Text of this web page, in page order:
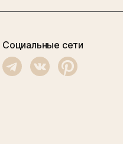
Социальные сети